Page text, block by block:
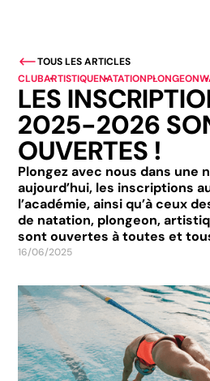
TOUS LES ARTICLES
CLUBARTISTIQUENATATIONPLONGEON
LES
2025-2026
OUVERTES !
Plongez avec nous dans une
aujourd’hui, les inscriptions
l’académie, ainsi qu’à ceux
de natation, plongeon,
sont ouvertes à toutes et
16/06/2025